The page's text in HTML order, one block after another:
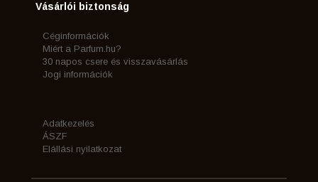
Vásárlói biztonság
Céginformációk
Miért a Parfum.hu?
30 napos csere és visszavásárlás
Jogi információk
Adatkezelés
ÁSZF
Elállási nyilatkozat